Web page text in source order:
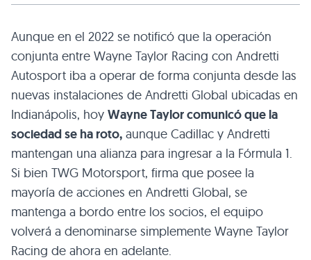
Aunque en el 2022 se notificó que la operación
conjunta entre Wayne Taylor Racing con Andretti
Autosport iba a operar de forma conjunta desde las
nuevas instalaciones de Andretti Global ubicadas en
Indianápolis, hoy Wayne Taylor comunicó que la
sociedad se ha roto, aunque Cadillac y Andretti
mantengan una alianza para ingresar a la Fórmula 1.
Si bien TWG Motorsport, firma que posee la
mayoría de acciones en Andretti Global, se
mantenga a bordo entre los socios, el equipo
volverá a denominarse simplemente Wayne Taylor
Racing de ahora en adelante.